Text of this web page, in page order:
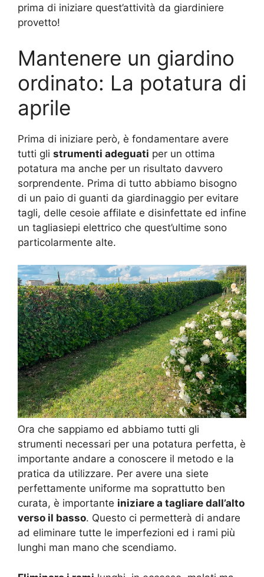
prima di iniziare quest’attività da giardiniere
provetto!
Mantenere un giardino
ordinato: La potatura di
aprile
Prima di iniziare però, è fondamentare avere
tutti gli strumenti adeguati per un ottima
potatura ma anche per un risultato davvero
sorprendente. Prima di tutto abbiamo bisogno
di un paio di guanti da giardinaggio per evitare
tagli, delle cesoie affilate e disinfettate ed infine
un tagliasiepi elettrico che quest’ultime sono
particolarmente alte.
Ora che sappiamo ed abbiamo tutti gli
strumenti necessari per una potatura perfetta, è
importante andare a conoscere il metodo e la
pratica da utilizzare. Per avere una siete
perfettamente uniforme ma soprattutto ben
curata, è importante iniziare a tagliare dall’alto
verso il basso. Questo ci permetterà di andare
ad eliminare tutte le imperfezioni ed i rami più
lunghi man mano che scendiamo.